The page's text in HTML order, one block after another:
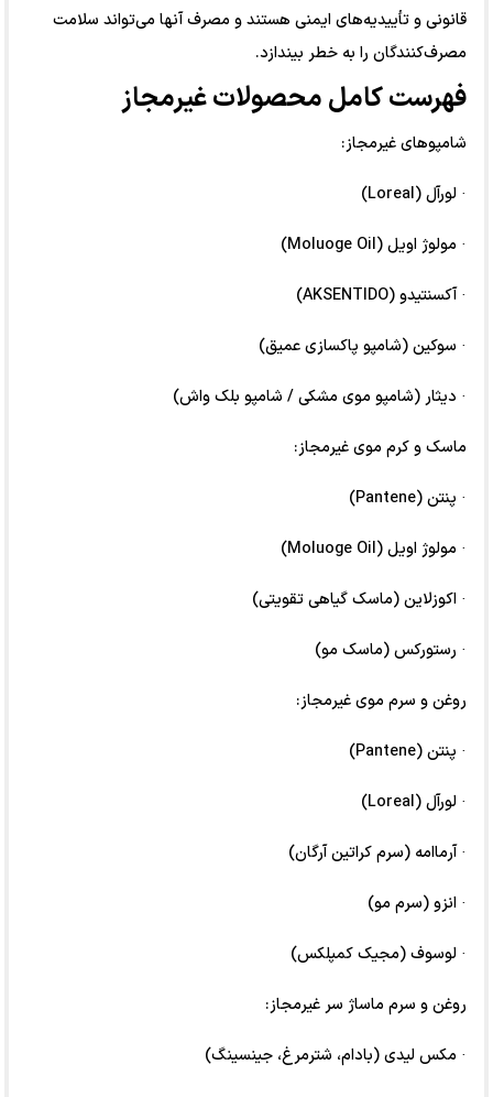
قانونی و تأییدیه‌های ایمنی هستند و مصرف آنها می‌تواند سلامت
مصرف‌کنندگان را به خطر بیندازد.
فهرست کامل محصولات غیرمجاز
شامپو‌های غیرمجاز:
· لورآل (Loreal)
· مولوژ اویل (Moluoge Oil)
· آکسنتیدو (AKSENTIDO)
· سوکین (شامپو پاکسازی عمیق)
· دیثار (شامپو موی مشکی / شامپو بلک واش)
ماسک و کرم موی غیرمجاز:
· پنتن (Pantene)
· مولوژ اویل (Moluoge Oil)
· اکوزلاین (ماسک گیاهی تقویتی)
· رستورکس (ماسک مو)
روغن و سرم موی غیرمجاز:
· پنتن (Pantene)
· لورآل (Loreal)
· آرماامه (سرم کراتین آرگان)
· انزو (سرم مو)
· لوسوف (مجیک کمپلکس)
روغن و سرم ماساژ سر غیرمجاز:
· مکس لیدی (بادام، شترمرغ، جینسینگ)